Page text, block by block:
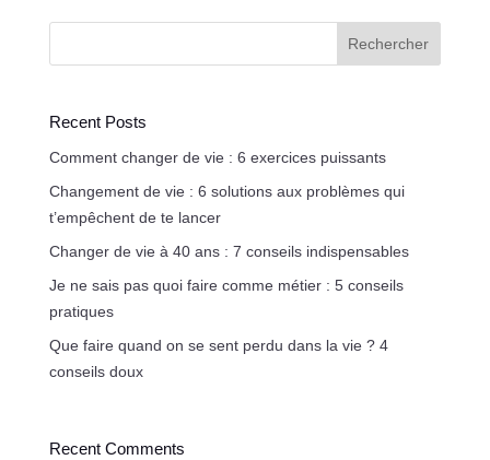
Rechercher
Recent Posts
Comment changer de vie : 6 exercices puissants
Changement de vie : 6 solutions aux problèmes qui
t’empêchent de te lancer
Changer de vie à 40 ans : 7 conseils indispensables
Je ne sais pas quoi faire comme métier : 5 conseils
pratiques
Que faire quand on se sent perdu dans la vie ? 4
conseils doux
Recent Comments